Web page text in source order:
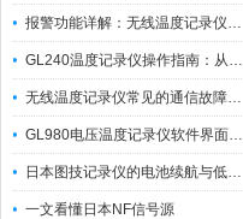
报警功能详解：无线温度记录仪的阈值设定与通知机制
GL240温度记录仪操作指南：从开箱、接线到数据导出的标准化流程
无线温度记录仪常见的通信故障诊断与排除指南
GL980电压温度记录仪软件界面功能与使用技巧
日本图技记录仪的电池续航与低功耗模式适用场景分析
一文看懂日本NF信号源